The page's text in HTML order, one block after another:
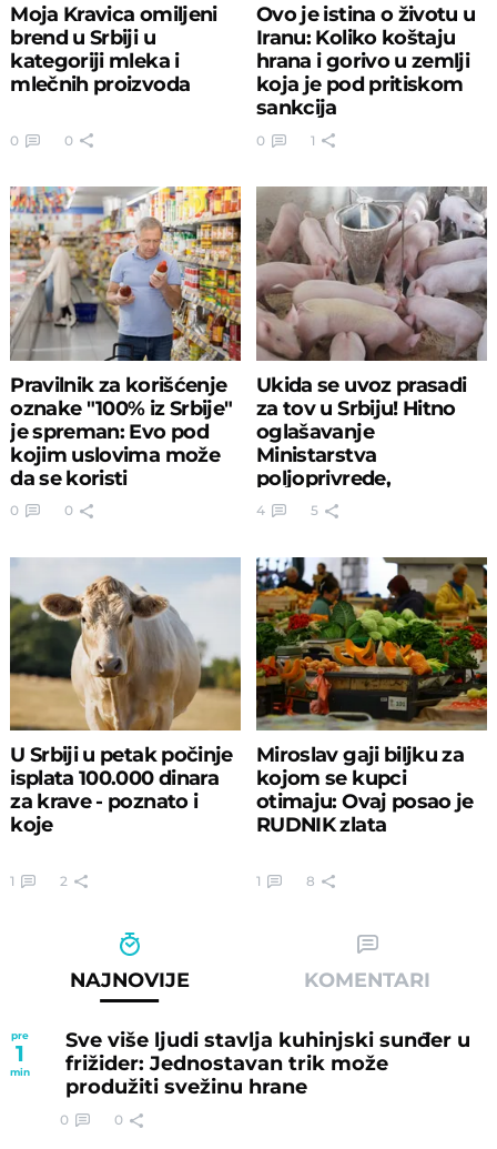
Moja Kravica omiljeni
brend u Srbiji u
kategoriji mleka i
mlečnih proizvoda
0 0
Ovo je istina o životu u
Iranu: Koliko koštaju
hrana i gorivo u zemlji
koja je pod pritiskom
sankcija
0 1
Pravilnik za korišćenje
oznake "100% iz Srbije"
je spreman: Evo pod
kojim uslovima može
da se koristi
0 0
Ukida se uvoz prasadi
za tov u Srbiju! Hitno
oglašavanje
Ministarstva
poljoprivrede,
šumarstva i
vodoprivrede
4 5
U Srbiji u petak počinje
isplata 100.000 dinara
za krave - poznato i
koje
1 2
Miroslav gaji biljku za
kojom se kupci
otimaju: Ovaj posao je
RUDNIK zlata
1 8
NAJNOVIJE KOMENTARI
pre
1
min
Sve više ljudi stavlja kuhinjski sunđer u
frižider: Jednostavan trik može
produžiti svežinu hrane
0 0